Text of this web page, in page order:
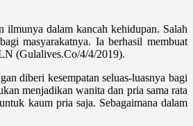
ilmunya dalam kancah kehidupan. Salah
masyarakatnya. Ia berhasil membuat
(Gulalives.Co/4/4/2019).
diberi kesempatan seluas-luasnya bagi
menjadikan wanita dan pria sama rata
kaum pria saja. Sebagaimana dalam